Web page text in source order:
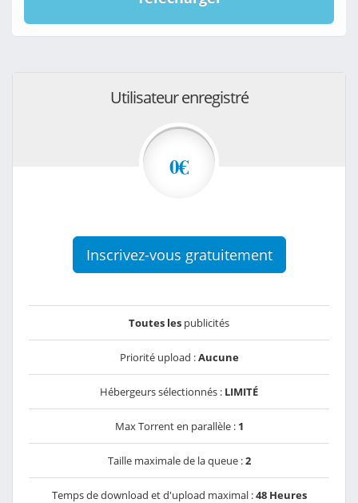
Utilisateur enregistré
0€
Inscrivez-vous gratuitement
Toutes les publicités
Priorité upload :Aucune
Hébergeurs sélectionnés : LIMITÉ
Max Torrent en parallèle : 1
Taille maximale de la queue :2
Temps de download et d'upload maximal :48 Heures